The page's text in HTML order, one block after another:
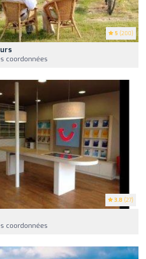
5 (200)
coordonnées
3.8 (27)
coordonnées